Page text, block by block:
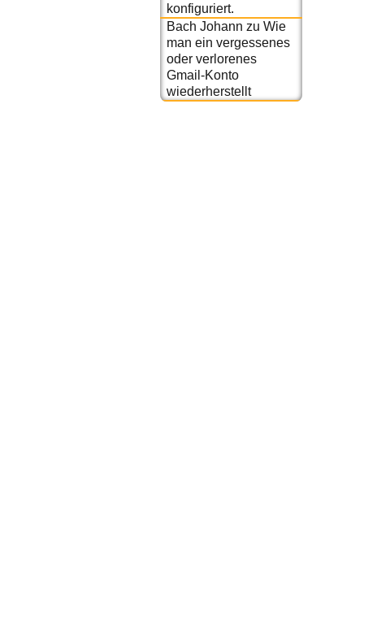
konfiguriert.
Bach Johann zu Wie
man ein vergessenes
oder verlorenes
Gmail-Konto
wiederherstellt